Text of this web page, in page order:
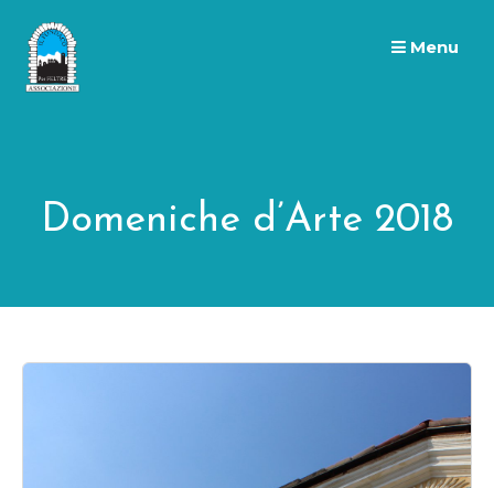
content
Menu
Domeniche d’Arte 2018